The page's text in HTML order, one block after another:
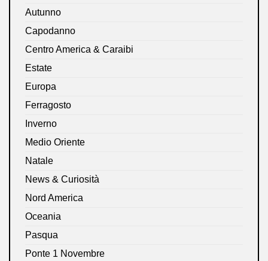
Autunno
Capodanno
Centro America & Caraibi
Estate
Europa
Ferragosto
Inverno
Medio Oriente
Natale
News & Curiosità
Nord America
Oceania
Pasqua
Ponte 1 Novembre